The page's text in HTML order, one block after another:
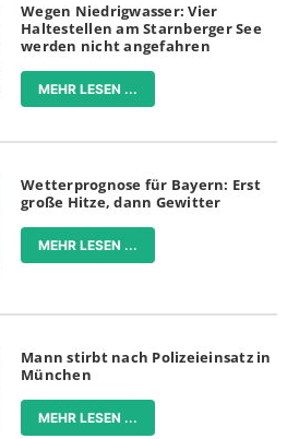
Wegen Niedrigwasser: Vier
Haltestellen am Starnberger See
werden nicht angefahren
MEHR LESEN ...
Wetterprognose für Bayern: Erst
große Hitze, dann Gewitter
MEHR LESEN ...
Mann stirbt nach Polizeieinsatz in
München
MEHR LESEN ...